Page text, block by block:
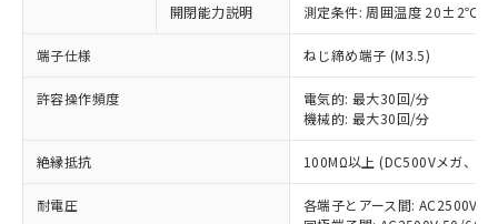
開閉能力説明 測定条件: 周囲温度 20±2℃、
端子仕様 ねじ締め端子 (M3.5)
許容操作頻度
電気的: 最大30回/分
機械的: 最大30回/分
絶縁抵抗 100MΩ以上 (DC500Vメガ、点
耐電圧
各端子とアース間: AC2500V
以下の条件をお読みいただき、同意のうえ
ご利用ください。
本サービスは、当社制御機器事業取扱
商品の当社在庫状況および標準価格
(税抜)を提供させていただくもので
当社制御機器事業取扱商品の中には、
本サービスの対象外となる商品もある
対応予定なし：EU RoHS指令（10物質）の
非含有に非対応の商品で、対応品を出す予
定はありません。
調査・確認中：EU RoHS指令（10物質）の
非含有の対応状況を調査中または確認中の
非該当品：ライセンス料など無形物で、有
害物質有無と関係のない商品です。
仕入先様の事情により、非含有部品として
※1 中国RoHS○×表
基準値以下であることを示します。
「×」：最大均質材料含有率が中国RoHSの
基準値を超えていることを示します。